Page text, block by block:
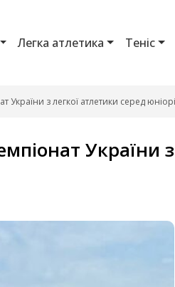
Легка атлетика Теніс
України з легкої атлетики серед
України з